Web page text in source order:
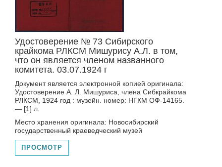
Удостоверение № 73 Сибирского
крайкома РЛКСМ Мишурису А.Л. в том,
что он является членом названного
комитета. 03.07.1924 г
Документ является электронной копией оригинала:
Удостоверение А. Л. Мишуриса, члена Сибкрайкома
РЛКСМ, 1924 год : музейн. номер: НГКМ ОФ-14165.
— [1] л.
Место хранения оригинала: Новосибирский
государственный краеведческий музей
ПРОСМОТР